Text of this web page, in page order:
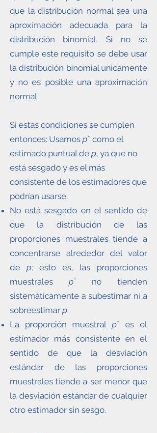
que la distribución normal sea una
aproximación adecuada para la
distribución binomial. Si no se
cumple este requisito se debe usar
la distribución binomial unicamente
y no es posible una aproximación
normal.
Si estas condiciones se cumplen
entonces: Usamos pˆ como el
estimado puntual de p, ya que no
está sesgado y es el más
consistente de los estimadores que
podrían usarse.
No está sesgado en el sentido de
que la distribución de las
proporciones muestrales tiende a
concentrarse alrededor del valor
de p; esto es, las proporciones
muestrales pˆ no tienden
sistemáticamente a subestimar ni a
sobreestimar p.
La proporción muestral pˆ es el
estimador más consistente en el
sentido de que la desviación
estándar de las proporciones
muestrales tiende a ser menor que
la desviación estándar de cualquier
otro estimador sin sesgo.